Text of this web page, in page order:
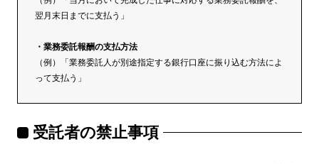
翌月末日までに支払う」
・業務委託報酬の支払方法
（例）「業務委託人が別途指定する銀行口座に振り込む方法によ
って支払う」
受託者の禁止事項